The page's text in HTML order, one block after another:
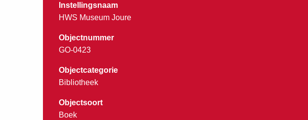
Instellingsnaam
HWS Museum Joure
Objectnummer
GO-0423
Objectcategorie
Bibliotheek
Objectsoort
Boek